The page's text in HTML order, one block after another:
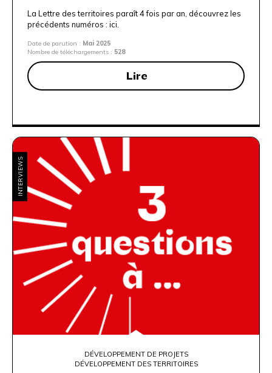
La Lettre des territoires paraît 4 fois par an, découvrez les
précédents numéros : ici
Date de parution : Mai 2025
Nombre de téléchargements : 528
Lire
INTERVIEWS
DÉVELOPPEMENT DE PROJETS
DÉVELOPPEMENT DES TERRITOIRES